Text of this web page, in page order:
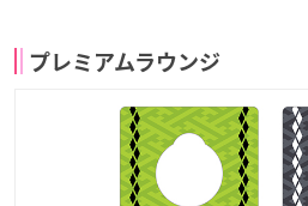
プレミアムラウンジ